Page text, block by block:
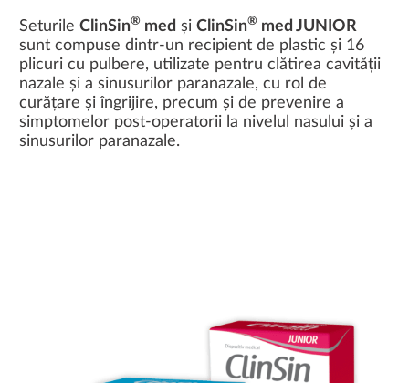
SeturileClinSin® med șiClinSin® med JUNIOR
sunt compuse dintr-un recipient de plastic și 16
plicuri cu pulbere, utilizate pentru clătirea cavității
nazale și a sinusurilor paranazale, cu rol de
curățare și îngrijire, precum și de prevenire a
simptomelor post-operatorii la nivelul nasului și a
sinusurilor paranazale.